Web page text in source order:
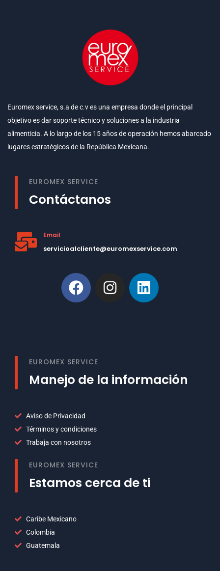
Euromex service, s.a de c.v es una empresa donde el principal
objetivo es dar soporte técnico y soluciones a la industria
alimenticia. A lo largo de los 15 años de operación hemos abarcado
lugares estratégicos de la República Mexicana.
EUROMEX SERVICE
Contáctanos
Email
servicioalcliente@euromexservice.com
EUROMEX SERVICE
Manejo de la información
Aviso de Privacidad
Términos y condiciones
Trabaja con nosotros
EUROMEX SERVICE
Estamos cerca de ti
Caribe Mexicano
Colombia
Guatemala